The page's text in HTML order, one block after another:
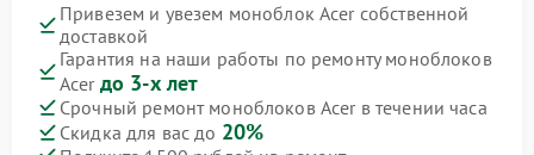
Привезем и увезем моноблок Acer собственной
доставкой
Гарантия на наши работы по ремонту моноблоков
Acer до 3-х лет
Срочный ремонт моноблоков Acer в течении часа
Скидка для вас до 20%